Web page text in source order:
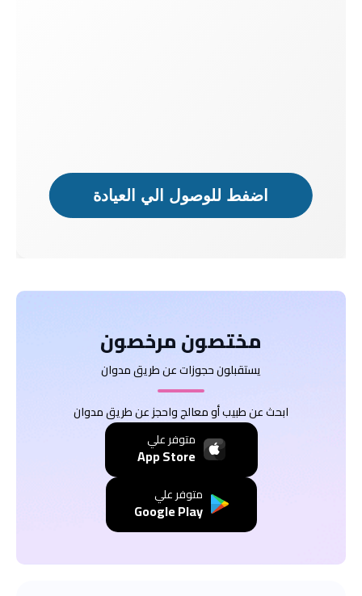
اضفط للوصول الي العيادة
مختصون مرخصون
يستقبلون حجوزات عن طريق مدوان
ابحث عن طبيب أو معالج واحجز عن طريق مدوان
متوفر علي
App Store
متوفر علي
Google Play